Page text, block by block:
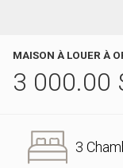
MAISON À LOUER À
3 000.00
3